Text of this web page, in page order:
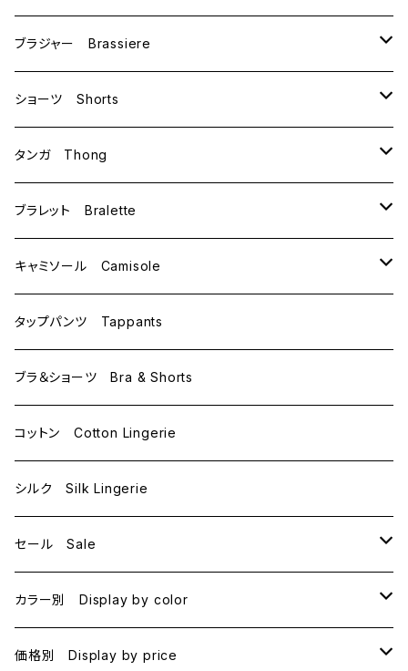
ブラジャー Brassiere
B70
B75
C65
C70
C75
D65
D70
E70
ショーツ Shorts
M
L
タンガ Thong
M
ブラレット Bralette
M
L
キャミソール Camisole
M
L
タップパンツ Tappants
ブラ＆ショーツ Bra & Shorts
コットン Cotton Lingerie
シルク Silk Lingerie
セール Sale
B70
B75
カラー別 Display by color
BLACK
価格別 Display by price